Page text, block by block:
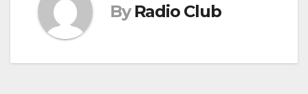
By Radio Club